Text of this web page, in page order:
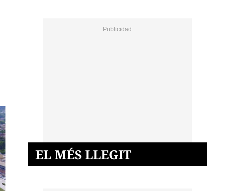
EL MÉS LLEGIT